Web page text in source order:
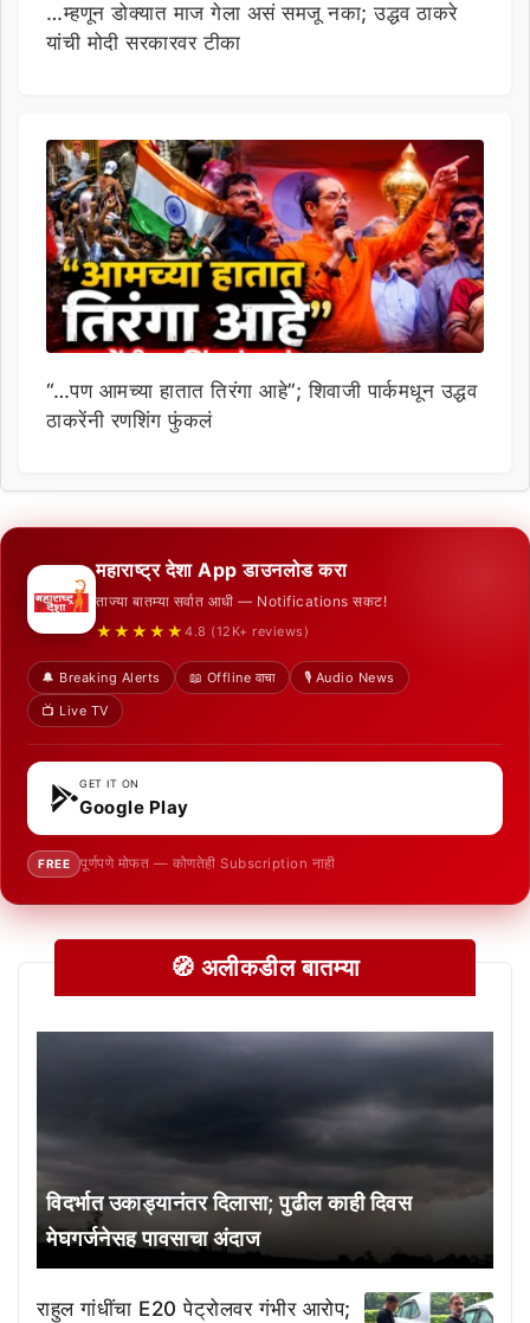
…म्हणून डोक्यात माज गेला असं समजू नका; उद्धव ठाकरे
यांची मोदी सरकारवर टीका
“…पण आमच्या हातात तिरंगा आहे”; शिवाजी पार्कमधून उद्धव
ठाकरेंनी रणशिंग फुंकलं
महाराष्ट्र देशा App डाउनलोड करा
ताज्या बातम्या सर्वात आधी — Notifications सकट!
★★★★★ 4.8 (12K+ reviews)
🔔 Breaking Alerts 📖 Offline वाचा
🎙️ Audio News
📺 Live TV
GET IT ON
Google Play
FREE पूर्णपणे मोफत — कोणतेही Subscription नाही
🧭 अलीकडील बातम्या
विदर्भात उकाड्यानंतर दिलासा; पुढील काही दिवस
मेघगर्जनेसह पावसाचा अंदाज
राहुल गांधींचा E20 पेट्रोलवर गंभीर आरोप;